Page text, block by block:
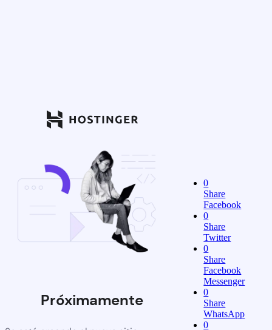
Próximamente
0
Share
Facebook
0
Share
Twitter
0
Share
Facebook
Messenger
0
Share
WhatsApp
0